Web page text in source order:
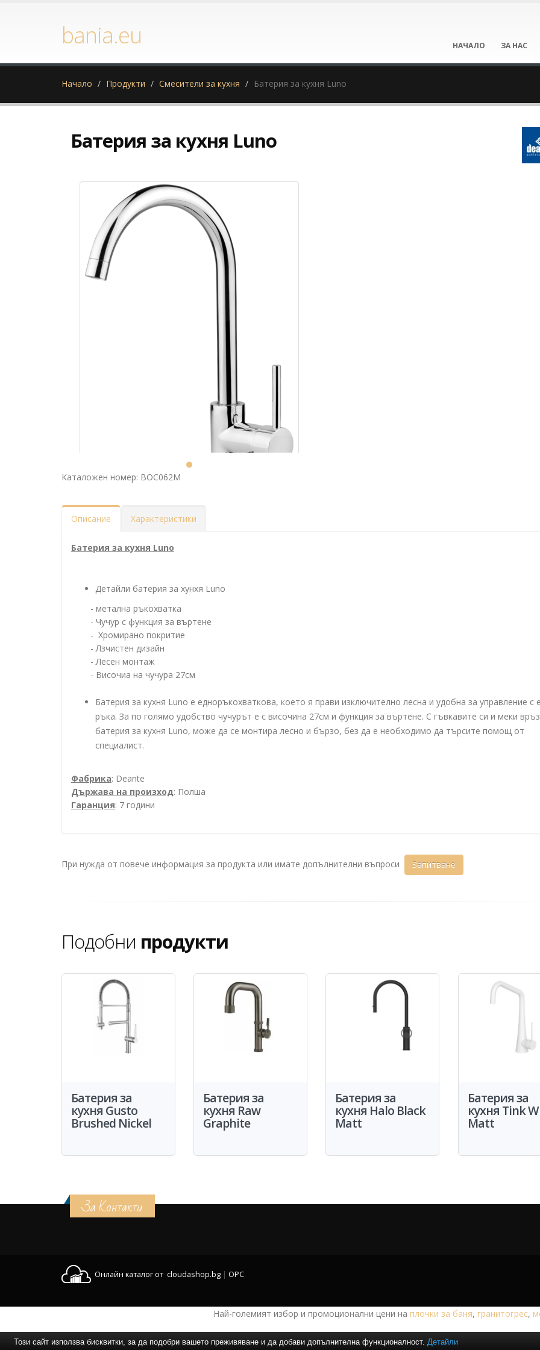
bania.eu НАЧАЛО ЗА НАС
Начало Продукти Смесители за кухня Батерия за кухня Luno
Батерия за кухня Luno
Каталожен номер: BOC062M
Описание Характеристики
Батерия за кухня Luno
Детайли батерия за хунхя Luno
- метална ръкохватка
- Чучур с функция за въртене
- Хромирано покритие
- Лзчистен дизайн
- Лесен монтаж
- Височиа на чучура 27см
Батерия за кухня Luno е едноръкохваткова, което я прави изключително лесна и удобна за управление с
ръка. За по голямо удобство чучурът е с височина 27см и функция за въртене. С гъвкавите си и меки
батерия за кухня Luno, може да се монтира лесно и бързо, без да е необходимо да търсите помощ от
специалист.
Фабрика: Deante
Държава на произход: Полша
Гаранция: 7 години
При нужда от повече информация за продукта или имате допълнителни въпроси Запитване
Подобни продукти
Батерия за
кухня Gusto
Brushed Nickel
Батерия за
кухня Raw
Graphite
Батерия за
кухня Halo Black
Matt
Батерия за
кухня Tink
Matt
За Контакти
Онлайн каталог от cloudashop.bg | OPC
Най-големият избор и промоционални цени на плочки за баня, гранитогрес,
Този сайт използва бисквитки, за да подобри вашето преживяване и да добави допълнителна функционалност. Детайли